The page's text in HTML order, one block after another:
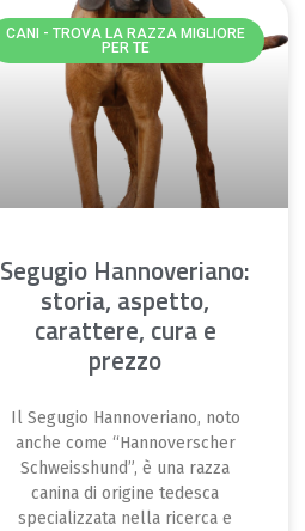
CANI - TROVA LA RAZZA MIGLIORE
PER TE
Segugio Hannoveriano:
storia, aspetto,
carattere, cura e
prezzo
Il Segugio Hannoveriano, noto
anche come “Hannoverscher
Schweisshund”, è una razza
canina di origine tedesca
specializzata nella ricerca e